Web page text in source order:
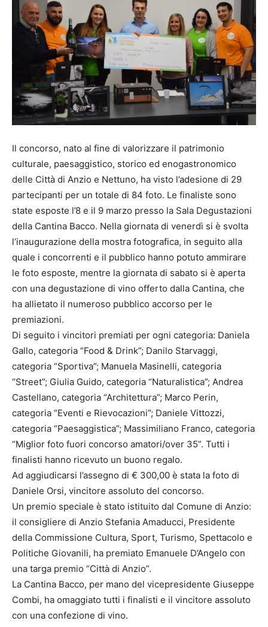
Il concorso, nato al fine di valorizzare il patrimonio
culturale, paesaggistico, storico ed enogastronomico
delle Città di Anzio e Nettuno, ha visto l’adesione di 29
partecipanti per un totale di 84 foto. Le finaliste sono
state esposte l’8 e il 9 marzo presso la Sala Degustazioni
della Cantina Bacco. Nella giornata di venerdì si è svolta
l’inaugurazione della mostra fotografica, in seguito alla
quale i concorrenti e il pubblico hanno potuto ammirare
le foto esposte, mentre la giornata di sabato si è aperta
con una degustazione di vino offerto dalla Cantina, che
ha allietato il numeroso pubblico accorso per le
premiazioni.
Di seguito i vincitori premiati per ogni categoria: Daniela
Gallo, categoria “Food & Drink”; Danilo Starvaggi,
categoria “Sportiva”; Manuela Masinelli, categoria
“Street”; Giulia Guido, categoria “Naturalistica”; Andrea
Castellano, categoria “Architettura”; Marco Perin,
categoria “Eventi e Rievocazioni”; Daniele Vittozzi,
categoria “Paesaggistica”; Massimiliano Franco, categoria
“Miglior foto fuori concorso amatori/over 35”. Tutti i
finalisti hanno ricevuto un buono regalo.
Ad aggiudicarsi l’assegno di € 300,00 è stata la foto di
Daniele Orsi, vincitore assoluto del concorso.
Un premio speciale è stato istituito dal Comune di Anzio:
il consigliere di Anzio Stefania Amaducci, Presidente
della Commissione Cultura, Sport, Turismo, Spettacolo e
Politiche Giovanili, ha premiato Emanuele D’Angelo con
una targa premio “Città di Anzio”.
La Cantina Bacco, per mano del vicepresidente Giuseppe
Combi, ha omaggiato tutti i finalisti e il vincitore assoluto
con una confezione di vino.